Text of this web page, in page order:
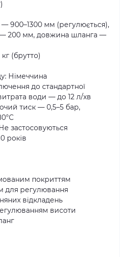
900–1300 мм (регулюється),
— 200 мм, довжина шланга —
кг (брутто)
Німеччина
до стандартної
води — до 12 л/хв
тиск — 0,5–5 бар,
застосовуються
років
покриттям
для регулювання
відкладень
висоти